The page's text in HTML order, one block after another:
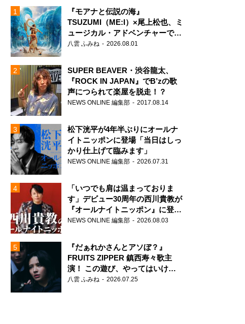
『モアナと伝説の海』
TSUZUMI（ME:I）×尾上松也、ミ
ュージカル・アドベンチャーで美
声を響かせる
八雲 ふみね 2026.08.01
SUPER BEAVER・渋谷龍太、
『ROCK IN JAPAN』でB’zの歌
声につられて楽屋を脱走！？
NEWS ONLINE 編集部 2017.08.14
松下洸平が4年半ぶりにオールナ
イトニッポンに登場「当日はしっ
かり仕上げて臨みます」
NEWS ONLINE 編集部 2026.07.31
「いつでも肩は温まっておりま
す」デビュー30周年の西川貴教が
『オールナイトニッポン』に登
場！
NEWS ONLINE 編集部 2026.08.03
『だぁれかさんとアソぼ？』
FRUITS ZIPPER 鎮西寿々歌主
演！ この遊び、やってはいけま
せん。
八雲 ふみね 2026.07.25